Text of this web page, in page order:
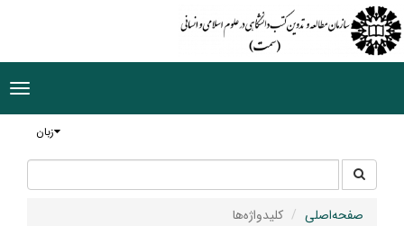
زبان
جستجو
در
سایت
صفحه‌اصلی کلیدواژه‌ها